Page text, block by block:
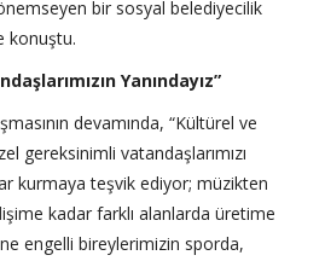
önemseyen bir sosyal belediyecilik
konuştu.
Yanındayız”
devamında, “Kültürel ve
gereksinimli vatandaşlarımızı
kurmaya teşvik ediyor; müzikten
kadar farklı alanlarda üretime
engelli bireylerimizin sporda,